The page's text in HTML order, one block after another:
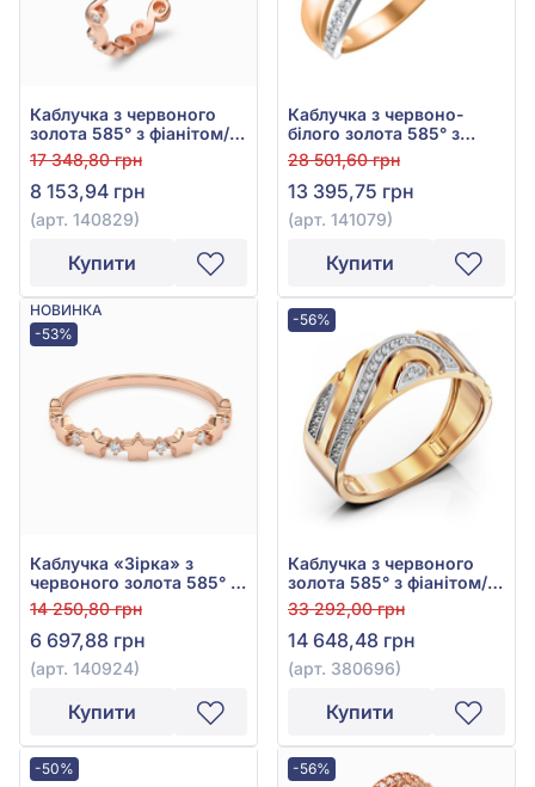
Каблучка з червоного
золота 585° з фіанітом/
куб.цирконієм, арт.
140829
17 348,80 грн
8 153,94 грн
(арт. 140829)
Купити
Каблучка з червоно-
білого золота 585° з
фіанітом/куб.цирконієм,
арт. 141079
28 501,60 грн
13 395,75 грн
(арт. 141079)
Купити
НОВИНКА
-53%
Каблучка «Зірка» з
червоного золота 585° з
фіанітом/куб.цирконієм,
арт. 140924
14 250,80 грн
6 697,88 грн
(арт. 140924)
Купити
-56%
Каблучка з червоного
золота 585° з фіанітом/
куб.цирконієм, арт.
380696
33 292,00 грн
14 648,48 грн
(арт. 380696)
Купити
-50% -56%